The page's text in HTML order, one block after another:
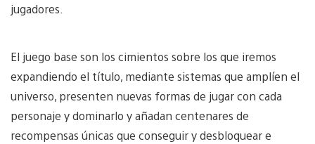
jugadores.
El juego base son los cimientos sobre los que iremos
expandiendo el título, mediante sistemas que amplíen el
universo, presenten nuevas formas de jugar con cada
personaje y dominarlo y añadan centenares de
recompensas únicas que conseguir y desbloquear e